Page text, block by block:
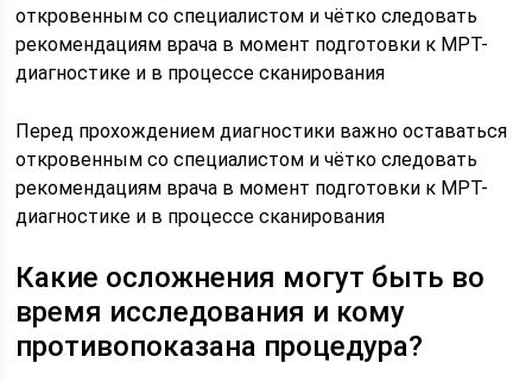
откровенным со специалистом и чётко следовать
рекомендациям врача в момент подготовки к МРТ-
диагностике и в процессе сканирования
Перед прохождением диагностики важно оставаться
откровенным со специалистом и чётко следовать
рекомендациям врача в момент подготовки к МРТ-
диагностике и в процессе сканирования
Какие осложнения могут быть во
время исследования и кому
противопоказана процедура?